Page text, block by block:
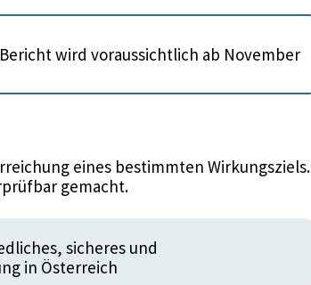
wird voraussichtlich ab November
eines bestimmten Wirkungsziels.
gemacht.
sicheres und
in Österreich